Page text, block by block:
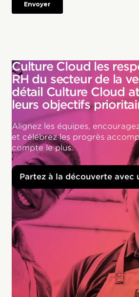
Culture Cloud les
RH du secteur de la
détail Culture Cloud
leurs objectifs
Alignez les équipes,
et célébrez les progrès
compte le plus.
Partez à la découverte avec